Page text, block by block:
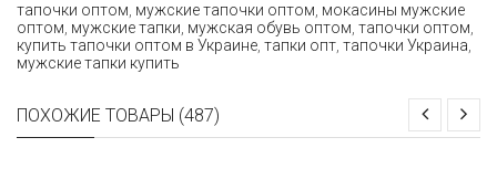
тапочки оптом мужские тапочки оптом мокасины мужские
оптом мужские тапки мужская обувь оптом тапочки оптом
купить тапочки оптом в Украине тапки опт тапочки Украина
мужские тапки купить
ПОХОЖИЕ ТОВАРЫ (487)